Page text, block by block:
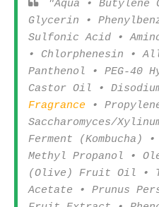
"Aqua • Butylene
Glycerin •
Sulfonic Acid •
• Chlorphenesin •
Panthenol • PEG-40
Castor Oil • Disodium
Fragrance
•
Saccharomyces/
Ferment (Kombucha)
Methyl Propanol •
(Olive) Fruit Oil •
Acetate • Prunus